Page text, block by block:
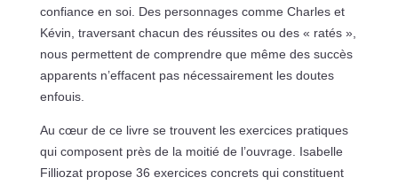
confiance en soi. Des personnages comme Charles et
Kévin, traversant chacun des réussites ou des « ratés »,
nous permettent de comprendre que même des succès
apparents n’effacent pas nécessairement les doutes
enfouis.
Au cœur de ce livre se trouvent les exercices pratiques
qui composent près de la moitié de l’ouvrage. Isabelle
Filliozat propose 36 exercices concrets qui constituent